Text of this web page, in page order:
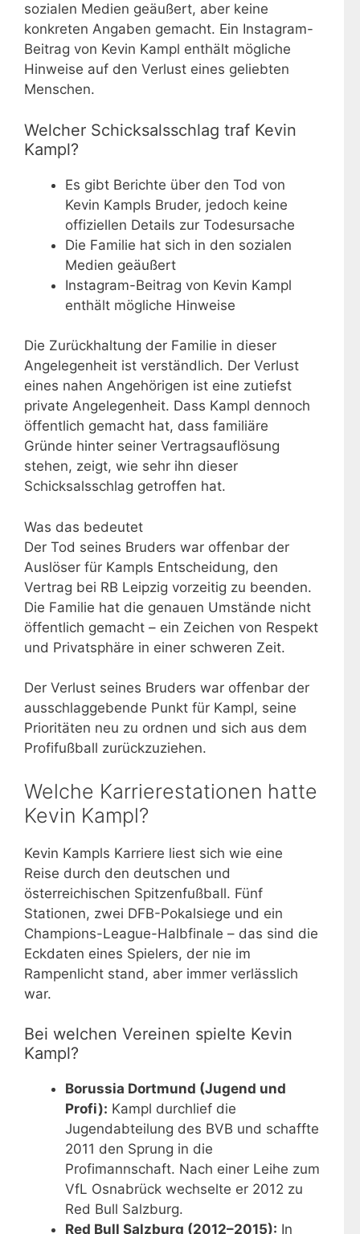
sozialen Medien geäußert, aber keine
konkreten Angaben gemacht. Ein Instagram-
Beitrag von Kevin Kampl enthält mögliche
Hinweise auf den Verlust eines geliebten
Menschen.
Welcher Schicksalsschlag traf Kevin
Kampl?
Es gibt Berichte über den Tod von
Kevin Kampls Bruder, jedoch keine
offiziellen Details zur Todesursache
Die Familie hat sich in den sozialen
Medien geäußert
Instagram-Beitrag von Kevin Kampl
enthält mögliche Hinweise
Die Zurückhaltung der Familie in dieser
Angelegenheit ist verständlich. Der Verlust
eines nahen Angehörigen ist eine zutiefst
private Angelegenheit. Dass Kampl dennoch
öffentlich gemacht hat, dass familiäre
Gründe hinter seiner Vertragsauflösung
stehen, zeigt, wie sehr ihn dieser
Schicksalsschlag getroffen hat.
Was das bedeutet
Der Tod seines Bruders war offenbar der
Auslöser für Kampls Entscheidung, den
Vertrag bei RB Leipzig vorzeitig zu beenden.
Die Familie hat die genauen Umstände nicht
öffentlich gemacht – ein Zeichen von Respekt
und Privatsphäre in einer schweren Zeit.
Der Verlust seines Bruders war offenbar der
ausschlaggebende Punkt für Kampl, seine
Prioritäten neu zu ordnen und sich aus dem
Profifußball zurückzuziehen.
Welche Karrierestationen hatte
Kevin Kampl?
Kevin Kampls Karriere liest sich wie eine
Reise durch den deutschen und
österreichischen Spitzenfußball. Fünf
Stationen, zwei DFB-Pokalsiege und ein
Champions-League-Halbfinale – das sind die
Eckdaten eines Spielers, der nie im
Rampenlicht stand, aber immer verlässlich
war.
Bei welchen Vereinen spielte Kevin
Kampl?
Borussia Dortmund (Jugend und
Profi): Kampl durchlief die
Jugendabteilung des BVB und schaffte
2011 den Sprung in die
Profimannschaft. Nach einer Leihe zum
VfL Osnabrück wechselte er 2012 zu
Red Bull Salzburg.
Red Bull Salzburg (2012–2015): In